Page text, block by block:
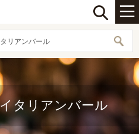
リアンバール
タリアンバール